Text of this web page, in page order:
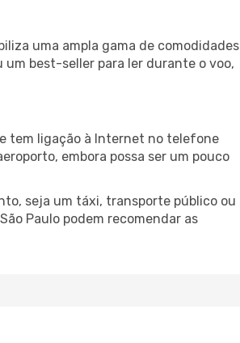
uma ampla gama de comodidades
best-seller para ler durante o voo,
tem ligação à Internet no telefone
embora possa ser um pouco
seja um táxi, transporte público ou
Paulo podem recomendar as